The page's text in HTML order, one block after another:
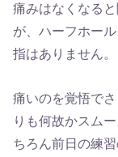
痛みはなくなる
が、ハーフホー
指はありません。
痛いのを覚悟で
りも何故かスム
ちろん前日の練